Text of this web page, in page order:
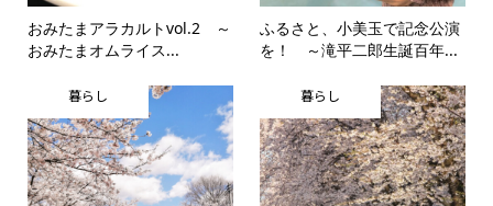
おみたまアラカルトvol.2 ～
おみたまオムライス...
ふるさと、小美玉で記念公演
を！ ～滝平二郎生誕百年...
暮らし 暮らし